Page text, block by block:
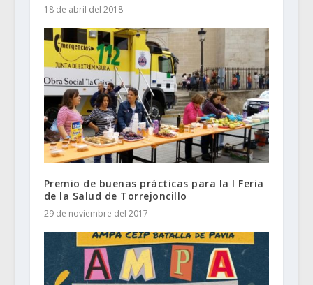
18 de abril del 2018
Premio de buenas prácticas para la I Feria
de la Salud de Torrejoncillo
29 de noviembre del 2017